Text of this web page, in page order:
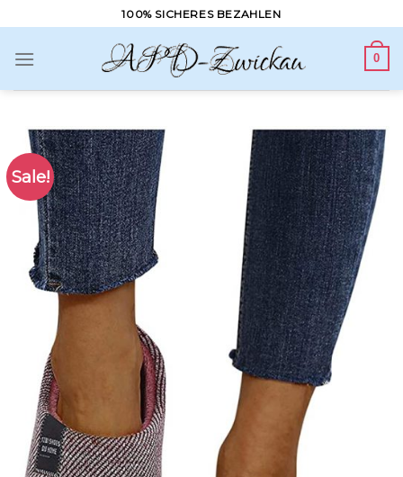
to
content
100% SICHERES BEZAHLEN
0
Sale!